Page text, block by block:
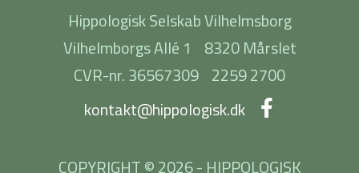
Hippologisk Selskab Vilhelmsborg
Vilhelmborgs Allé 1
8320 Mårslet
CVR-nr. 36567309 2259 2700
kontakt@hippologisk.dk
COPYRIGHT © 2026 - HIPPOLOGISK